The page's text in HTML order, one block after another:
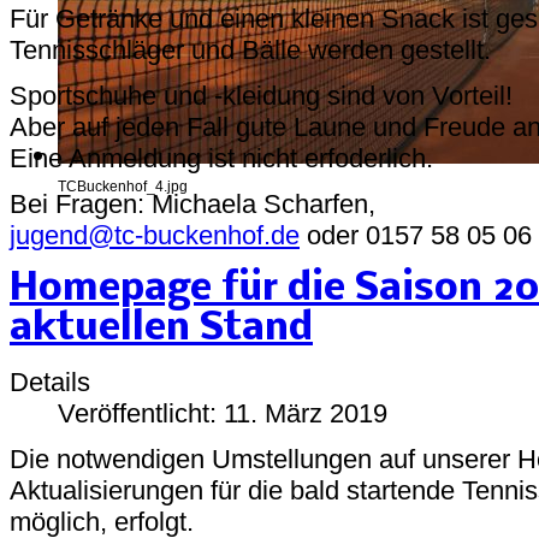
TCBuckenhof_4.jpg
Für Getränke und einen kleinen Snack ist
Tennisschläger und Bälle werden gestellt.
Sportschuhe und -kleidung sind von Vorteil!
Aber auf jeden Fall gute Laune und Freude
Eine Anmeldung ist nicht erfoderlich.
Bei Fragen: Michaela Scharfen,
jugend@tc-buckenhof.de oder 0157 58 05 06
Homepage für die Saison
aktuellen Stand
Details
Veröffentlicht: 11. März 2019
Die notwendigen Umstellungen auf unserer
Aktualisierungen für die bald startende
möglich, erfolgt.